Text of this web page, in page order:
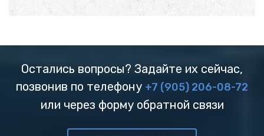
Остались вопросы? Задайте их сейчас,
позвонив по телефону +7 (905) 206-08-72
или через форму обратной связи